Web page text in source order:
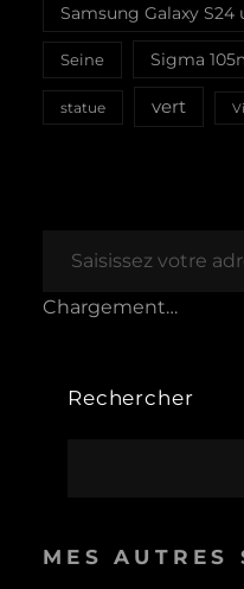
Samsung Galaxy S24
Seine Sigma
statue vert
Chargement…
Rechercher
MES AUTRES